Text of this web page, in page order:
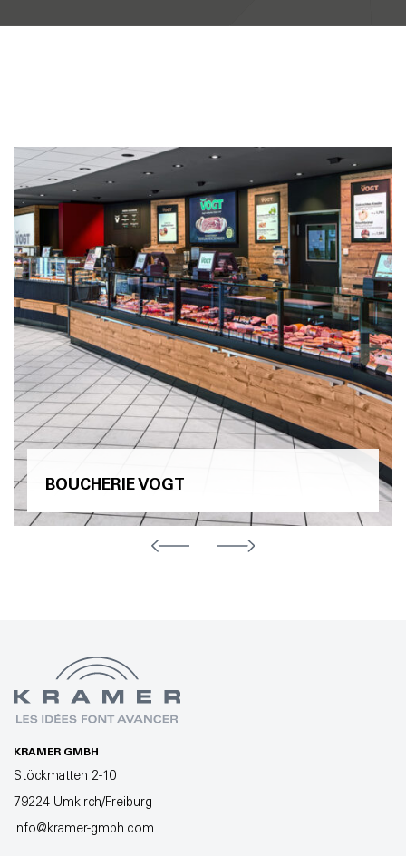
BOUCHERIE VOGT
KRAMER GMBH
Stöckmatten 2-10
79224 Umkirch/Freiburg
info@kramer-gmbh.com